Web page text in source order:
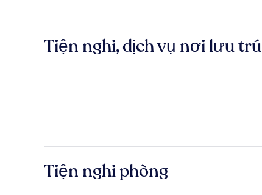
Tiện nghi, dịch vụ nơi lưu trú
Tiện nghi phòng